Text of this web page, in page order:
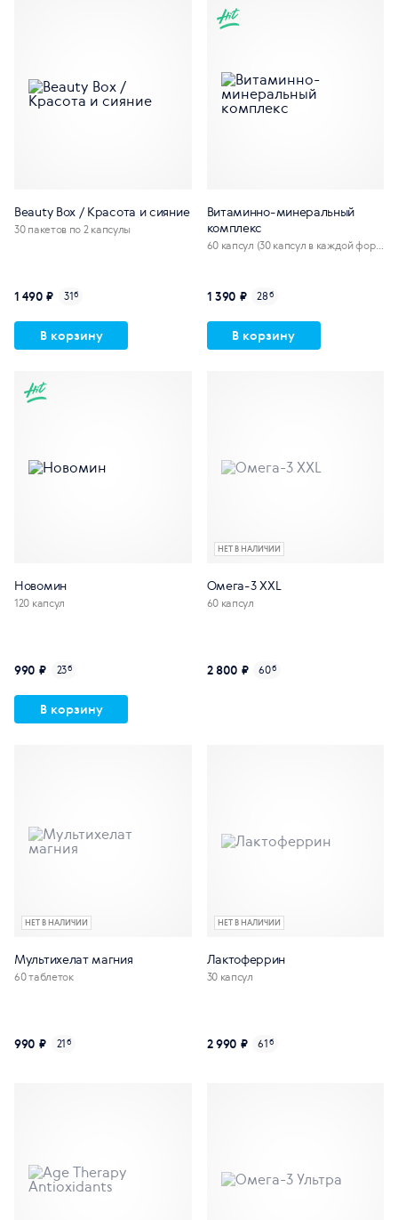
Beauty Box / Красота и сияние
30 пакетов по 2 капсулы
1 490 ₽ 31б
В корзину
Витаминно-минеральный
комплекс
60 капсул (30 капсул в каждой форм
1 390 ₽ 28б
В корзину
Новомин
120 капсул
990 ₽ 23б
В корзину
НЕТ В НАЛИЧИИ
Омега-3 XXL
60 капсул
2 800 ₽ 60б
НЕТ В НАЛИЧИИ
Мультихелат магния
60 таблеток
990 ₽ 21б
НЕТ В НАЛИЧИИ
Лактоферрин
30 капсул
2 990 ₽ 61б